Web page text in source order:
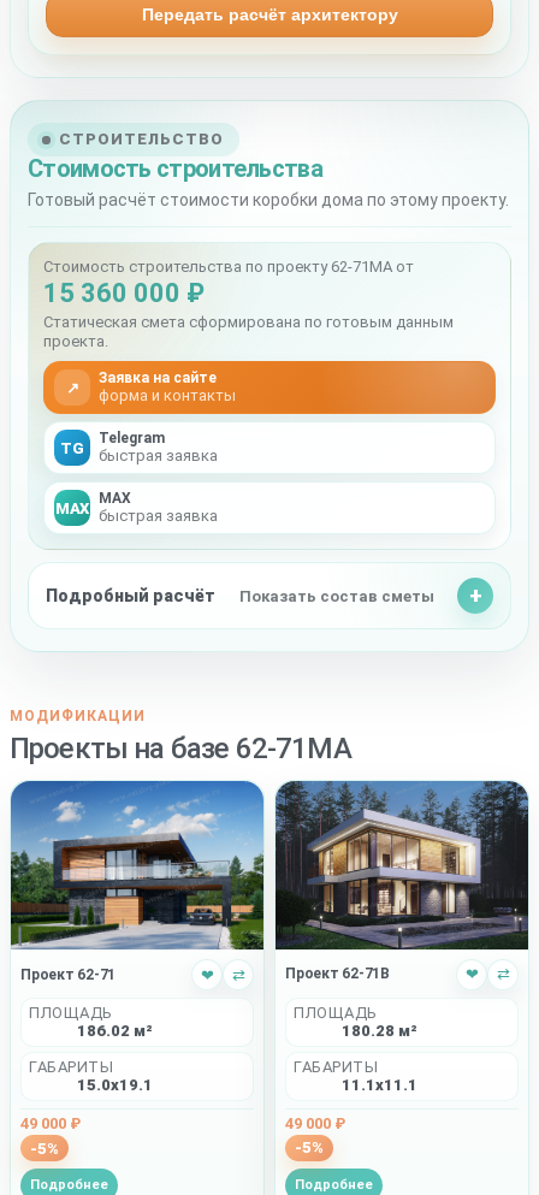
СТРОИТЕЛЬСТВО
Стоимость строительства
Готовый расчёт стоимости коробки дома по этому проекту.
Стоимость строительства по проекту 62-71MA от
15 360 000 ₽
Статическая смета сформирована по готовым данным
проекта.
↗
Заявка на сайте
форма и контакты
TG
Telegram
быстрая заявка
MAX
MAX
быстрая заявка
Подробный расчёт Показать состав сметы
Передать расчёт архитектору
МОДИФИКАЦИИ
Проекты на базе 62-71MA
Проект 62-71 ❤ ⇄
ПЛОЩАДЬ
186.02 м²
ГАБАРИТЫ
15.0x19.1
49 000 ₽
-5%
Подробнее
Проект 62-71B ❤ ⇄
ПЛОЩАДЬ
180.28 м²
ГАБАРИТЫ
11.1x11.1
49 000 ₽
-5%
Подробнее